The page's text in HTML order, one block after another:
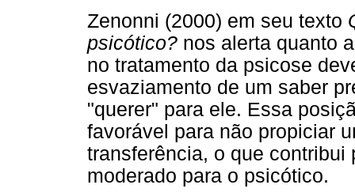
Zenonni (2000) em seu texto
psicótico? nos alerta quanto
no tratamento da psicose
esvaziamento de um saber
"querer" para ele. Essa
favorável para não propiciar
transferência, o que contribui
moderado para o psicótico.